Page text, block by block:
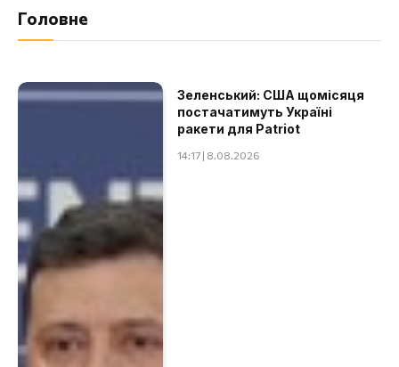
Головне
Зеленський: США щомісяця
постачатимуть Україні
ракети для Patriot
14:17 | 8.08.2026